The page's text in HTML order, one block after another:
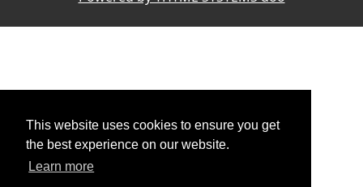
This website uses cookies to ensure you get
the best experience on our website.
Learn more